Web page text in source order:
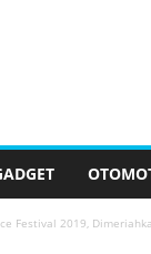
Festival 2019,